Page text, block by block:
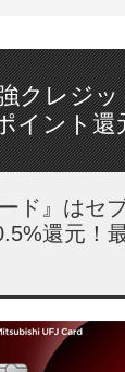
クレジ
イント還
ド』はセ
還元！